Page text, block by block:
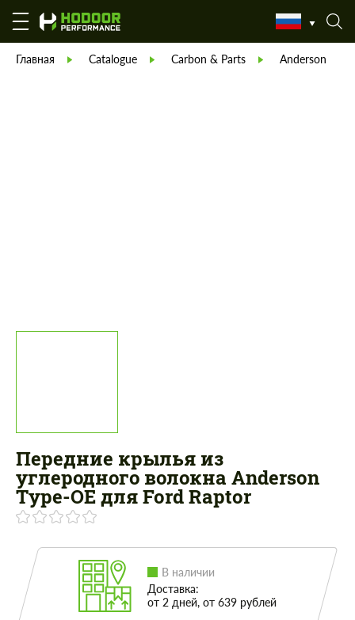
Главная Catalogue Carbon & Parts Anderson
Передние крылья из
углеродного волокна Anderson
Type-OE для Ford Raptor
В наличии
Доставка:
от 2 дней, от 639 рублей